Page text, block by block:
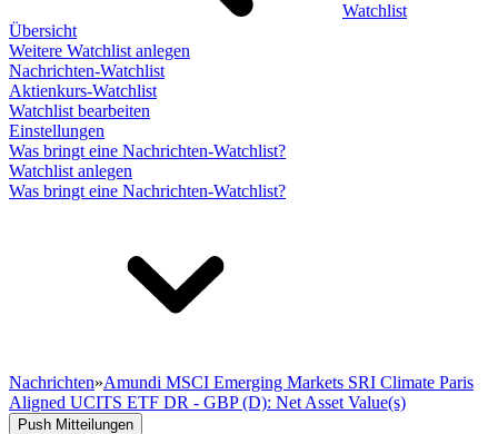
Watchlist
Übersicht
Weitere Watchlist anlegen
Nachrichten-Watchlist
Aktienkurs-Watchlist
Watchlist bearbeiten
Einstellungen
Was bringt eine Nachrichten-Watchlist?
Watchlist anlegen
Was bringt eine Nachrichten-Watchlist?
Nachrichten»Amundi MSCI Emerging Markets SRI Climate Paris
Aligned UCITS ETF DR - GBP (D): Net Asset Value(s)
Push Mitteilungen